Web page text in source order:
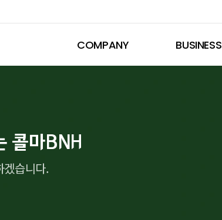
COMPANY BUSINESS
콜마BNH
습니다.